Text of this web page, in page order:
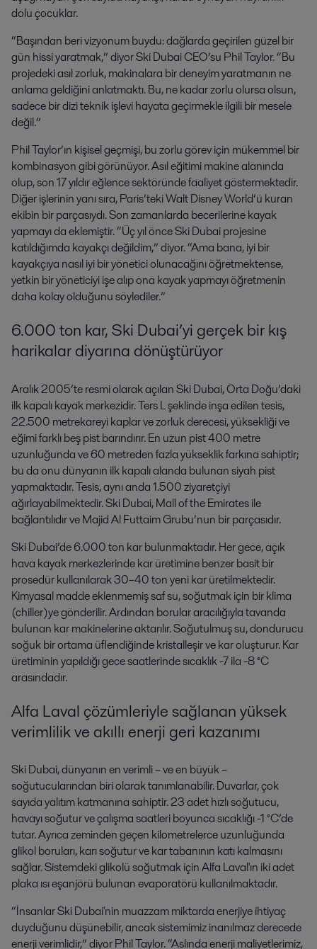
dolu çocuklar.
“Başından beri vizyonum buydu: dağlarda geçirilen güzel bir
gün hissi yaratmak,” diyor Ski Dubai CEO’su Phil Taylor. “Bu
projedeki asıl zorluk, makinalara bir deneyim yaratmanın ne
anlama geldiğini anlatmaktı. Bu, ne kadar zorlu olursa olsun,
sadece bir dizi teknik işlevi hayata geçirmekle ilgili bir mesele
değil.”
Phil Taylor’ın kişisel geçmişi, bu zorlu görev için mükemmel bir
kombinasyon gibi görünüyor. Asıl eğitimi makine alanında
olup, son 17 yıldır eğlence sektöründe faaliyet göstermektedir.
Diğer işlerinin yanı sıra, Paris’teki Walt Disney World’ü kuran
ekibin bir parçasıydı. Son zamanlarda becerilerine kayak
yapmayı da eklemiştir. “Üç yıl önce Ski Dubai projesine
katıldığımda kayakçı değildim,” diyor. “Ama bana, iyi bir
kayakçıya nasıl iyi bir yönetici olunacağını öğretmektense,
yetkin bir yöneticiyi işe alıp ona kayak yapmayı öğretmenin
daha kolay olduğunu söylediler.”
6.000 ton kar, Ski Dubai’yi gerçek bir kış
harikalar diyarına dönüştürüyor
Aralık 2005’te resmi olarak açılan Ski Dubai, Orta Doğu’daki
ilk kapalı kayak merkezidir. Ters L şeklinde inşa edilen tesis,
22.500 metrekareyi kaplar ve zorluk derecesi, yüksekliği ve
eğimi farklı beş pist barındırır. En uzun pist 400 metre
uzunluğunda ve 60 metreden fazla yükseklik farkına sahiptir;
bu da onu dünyanın ilk kapalı alanda bulunan siyah pist
yapmaktadır. Tesis, aynı anda 1.500 ziyaretçiyi
ağırlayabilmektedir. Ski Dubai, Mall of the Emirates ile
bağlantılıdır ve Majid Al Futtaim Grubu’nun bir parçasıdır.
Ski Dubai’de 6.000 ton kar bulunmaktadır. Her gece, açık
hava kayak merkezlerinde kar üretimine benzer basit bir
prosedür kullanılarak 30–40 ton yeni kar üretilmektedir.
Kimyasal madde eklenmemiş saf su, soğutmak için bir klima
(chiller)ye gönderilir. Ardından borular aracılığıyla tavanda
bulunan kar makinelerine aktarılır. Soğutulmuş su, dondurucu
soğuk bir ortama üflendiğinde kristalleşir ve kar oluşturur. Kar
üretiminin yapıldığı gece saatlerinde sıcaklık -7 ila -8 °C
arasındadır.
Alfa Laval çözümleriyle sağlanan yüksek
verimlilik ve akıllı enerji geri kazanımı
Ski Dubai, dünyanın en verimli – ve en büyük –
soğutucularından biri olarak tanımlanabilir. Duvarlar, çok
sayıda yalıtım katmanına sahiptir. 23 adet hızlı soğutucu,
havayı soğutur ve çalışma saatleri boyunca sıcaklığı -1 °C’de
tutar. Ayrıca zeminden geçen kilometrelerce uzunluğunda
glikol boruları, karı soğutur ve kar tabanının katı kalmasını
sağlar. Sistemdeki glikolü soğutmak için Alfa Laval'ın iki adet
plaka ısı eşanjörü bulunan evaporatörü kullanılmaktadır.
“İnsanlar Ski Dubai'nin muazzam miktarda enerjiye ihtiyaç
duyduğunu düşünebilir, ancak sistemimiz inanılmaz derecede
enerji verimlidir,” diyor Phil Taylor. “Aslında enerji maliyetlerimiz,